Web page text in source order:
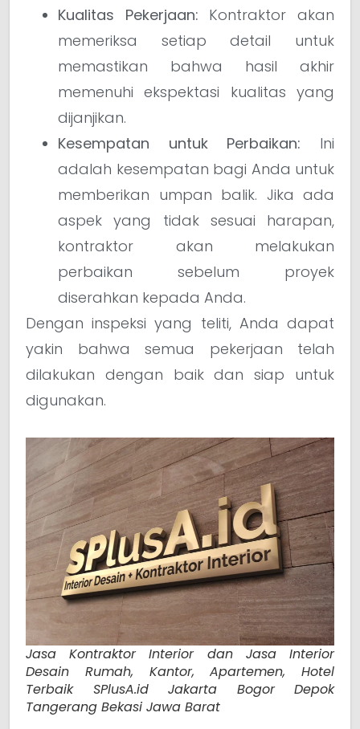
Kualitas Pekerjaan: Kontraktor akan
memeriksa setiap detail untuk
memastikan bahwa hasil akhir
memenuhi ekspektasi kualitas yang
dijanjikan.
Kesempatan untuk Perbaikan: Ini
adalah kesempatan bagi Anda untuk
memberikan umpan balik. Jika ada
aspek yang tidak sesuai harapan,
kontraktor akan melakukan
perbaikan sebelum proyek
diserahkan kepada Anda.
Dengan inspeksi yang teliti, Anda dapat
yakin bahwa semua pekerjaan telah
dilakukan dengan baik dan siap untuk
digunakan.
Jasa Kontraktor Interior dan Jasa Interior
Desain Rumah, Kantor, Apartemen, Hotel
Terbaik SPlusA.id Jakarta Bogor Depok
Tangerang Bekasi Jawa Barat